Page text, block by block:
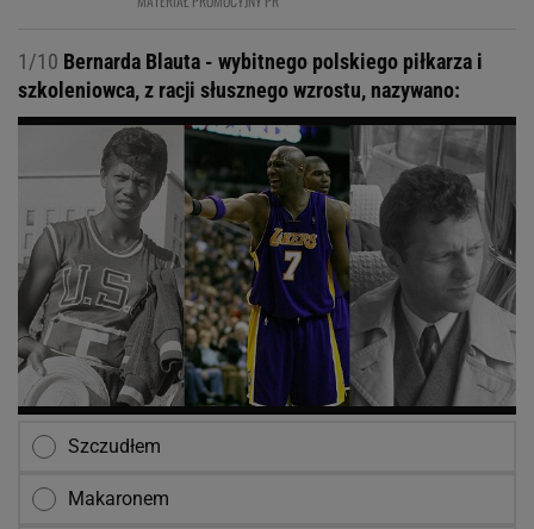
1/10 Bernarda Blauta - wybitnego polskiego piłkarza i
szkoleniowca, z racji słusznego wzrostu, nazywano:
Szczudłem
Makaronem